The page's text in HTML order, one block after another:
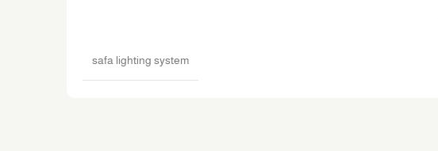
safa lighting system